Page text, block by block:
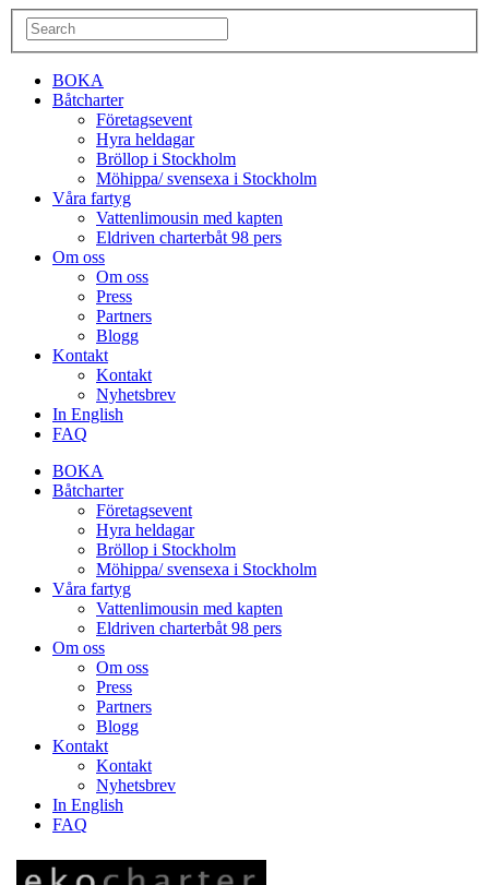
BOKA
Båtcharter
Företagsevent
Hyra heldagar
Bröllop i Stockholm
Möhippa/ svensexa i Stockholm
Våra fartyg
Vattenlimousin med kapten
Eldriven charterbåt 98 pers
Om oss
Om oss
Press
Partners
Blogg
Kontakt
Kontakt
Nyhetsbrev
In English
FAQ
BOKA
Båtcharter
Företagsevent
Hyra heldagar
Bröllop i Stockholm
Möhippa/ svensexa i Stockholm
Våra fartyg
Vattenlimousin med kapten
Eldriven charterbåt 98 pers
Om oss
Om oss
Press
Partners
Blogg
Kontakt
Kontakt
Nyhetsbrev
In English
FAQ